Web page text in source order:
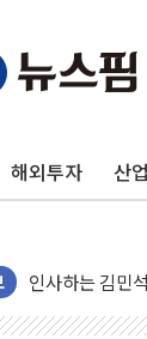
해외투자 산업
인천 합동연설
김민석, 2주차
[속보] 민주, 제
[속보] 민주, 인